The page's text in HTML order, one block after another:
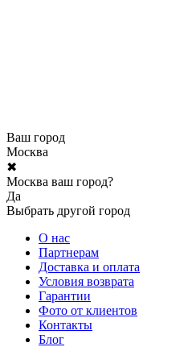
Ваш город
Москва
✖
Москва ваш город?
Да
Выбрать другой город
О нас
Партнерам
Доставка и оплата
Условия возврата
Гарантии
Фото от клиентов
Контакты
Блог